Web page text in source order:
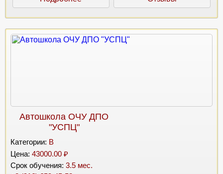
Автошкола ОЧУ ДПО
"УСПЦ"
Категории: B
Цена: 43000.00 ₽
Срок обучения: 3.5 мес.